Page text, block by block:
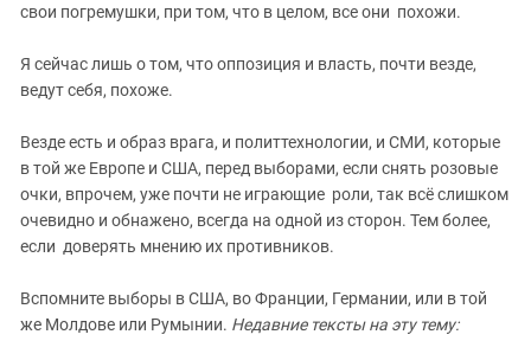
свои погремушки, при том, что в целом, все они похожи.
Я сейчас лишь о том, что оппозиция и власть, почти везде,
ведут себя, похоже.
Везде есть и образ врага, и политтехнологии, и СМИ, которые
в той же Европе и США, перед выборами, если снять розовые
очки, впрочем, уже почти не играющие роли, так всё слишком
очевидно и обнажено, всегда на одной из сторон. Тем более,
если доверять мнению их противников.
Вспомните выборы в США, во Франции, Германии, или в той
же Молдове или Румынии. Недавние тексты на эту тему: